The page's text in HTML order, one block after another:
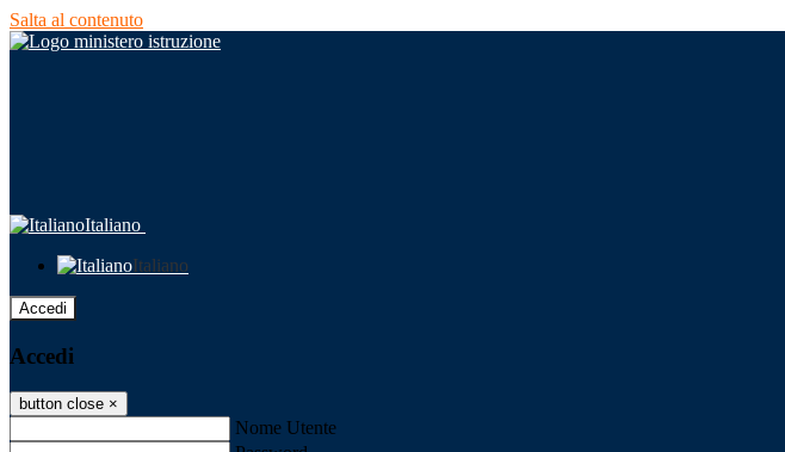
Salta al contenuto
Italiano
Italiano
Accedi
Accedi
button close ×
Nome Utente